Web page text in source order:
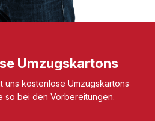
Umzugskartons
uns kostenlose Umzugskartons
so bei den Vorbereitungen.